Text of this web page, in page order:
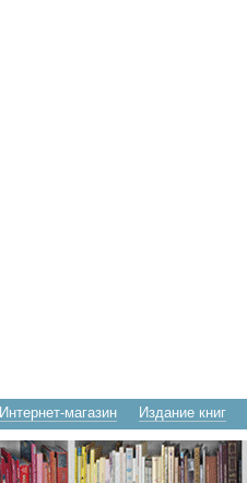
Интернет-магазин Издание книг